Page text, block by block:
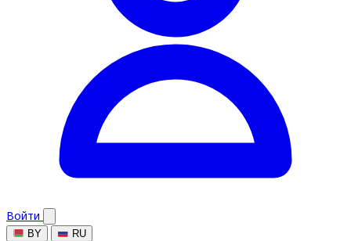
Войти
BY RU